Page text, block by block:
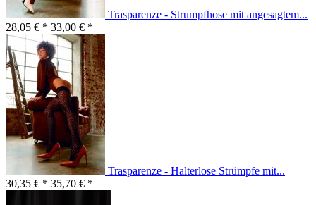
Trasparenze - Strumpfhose mit angesagtem...
28,05 € * 33,00 € *
Trasparenze - Halterlose Strümpfe mit...
30,35 € * 35,70 € *